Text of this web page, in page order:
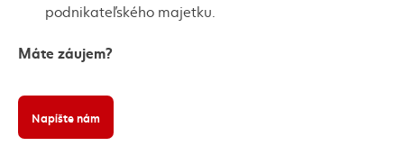
podnikateľského majetku.
Máte záujem?
Napíšte nám